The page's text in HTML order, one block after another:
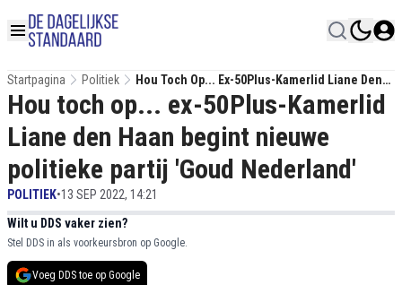
Startpagina Politiek
Hou Toch Op... Ex-50Plus-Kamerlid Liane Den
Haan Begint Nieuwe Politieke Partij 'Goud
Nederland'
Hou toch op... ex-50Plus-Kamerlid
Liane den Haan begint nieuwe
politieke partij 'Goud Nederland'
POLITIEK•13 SEP 2022, 14:21
Wilt u DDS vaker zien?
Stel DDS in als voorkeursbron op Google.
Voeg DDS toe op Google